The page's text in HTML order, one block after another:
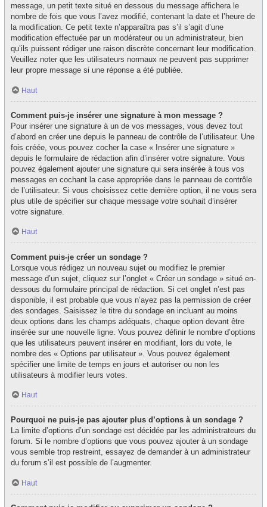
message, un petit texte situé en dessous du message affichera le
nombre de fois que vous l’avez modifié, contenant la date et l’heure de
la modification. Ce petit texte n’apparaîtra pas s’il s’agit d’une
modification effectuée par un modérateur ou un administrateur, bien
qu’ils puissent rédiger une raison discrète concernant leur modification.
Veuillez noter que les utilisateurs normaux ne peuvent pas supprimer
leur propre message si une réponse a été publiée.
Haut
Comment puis-je insérer une signature à mon message ?
Pour insérer une signature à un de vos messages, vous devez tout
d’abord en créer une depuis le panneau de contrôle de l’utilisateur. Une
fois créée, vous pouvez cocher la case « Insérer une signature »
depuis le formulaire de rédaction afin d’insérer votre signature. Vous
pouvez également ajouter une signature qui sera insérée à tous vos
messages en cochant la case appropriée dans le panneau de contrôle
de l’utilisateur. Si vous choisissez cette dernière option, il ne vous sera
plus utile de spécifier sur chaque message votre souhait d’insérer
votre signature.
Haut
Comment puis-je créer un sondage ?
Lorsque vous rédigez un nouveau sujet ou modifiez le premier
message d’un sujet, cliquez sur l’onglet « Créer un sondage » situé en-
dessous du formulaire principal de rédaction. Si cet onglet n’est pas
disponible, il est probable que vous n’ayez pas la permission de créer
des sondages. Saisissez le titre du sondage en incluant au moins
deux options dans les champs adéquats, chaque option devant être
insérée sur une nouvelle ligne. Vous pouvez définir le nombre d’options
que les utilisateurs peuvent insérer en modifiant, lors du vote, le
nombre des « Options par utilisateur ». Vous pouvez également
spécifier une limite de temps en jours et autoriser ou non les
utilisateurs à modifier leurs votes.
Haut
Pourquoi ne puis-je pas ajouter plus d’options à un sondage ?
La limite d’options d’un sondage est décidée par les administrateurs du
forum. Si le nombre d’options que vous pouvez ajouter à un sondage
vous semble trop restreint, essayez de demander à un administrateur
du forum s’il est possible de l’augmenter.
Haut